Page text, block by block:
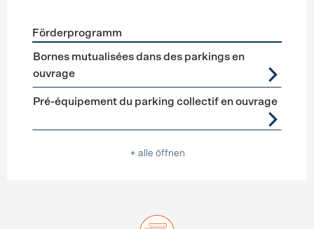
Förderprogramme Ladeinfrastruktur
Förderprogramm
Bornes mutualisées dans des parkings en
ouvrage
Pré-équipement du parking collectif en ouvrage
+ alle öffnen